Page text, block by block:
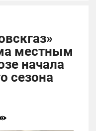
местным
начала
сезона